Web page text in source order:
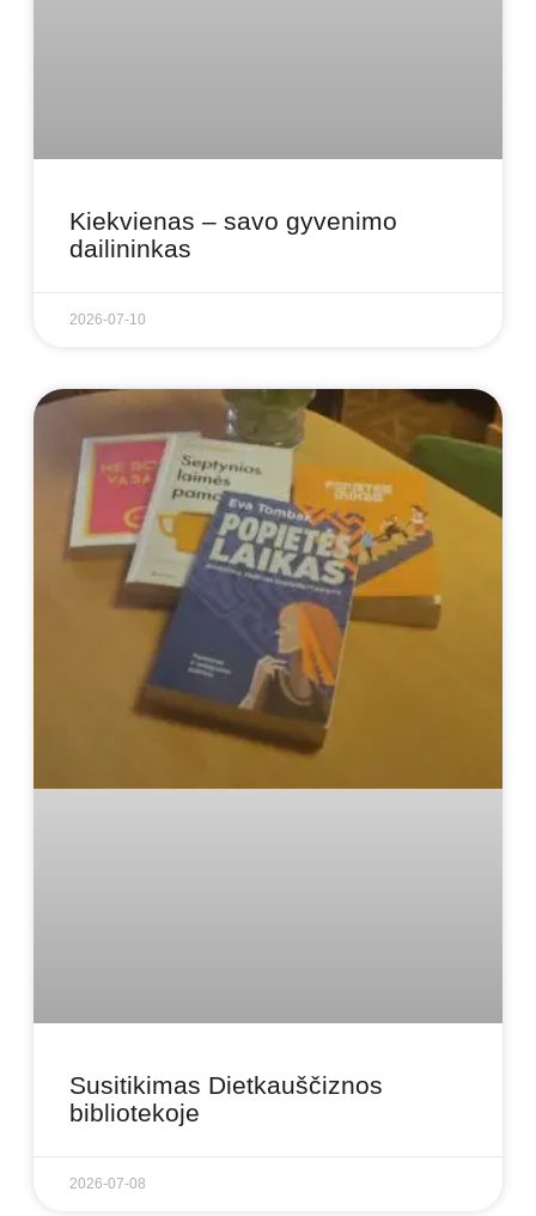
Kiekvienas – savo gyvenimo
dailininkas
2026-07-10
Susitikimas Dietkauščiznos
bibliotekoje
2026-07-08